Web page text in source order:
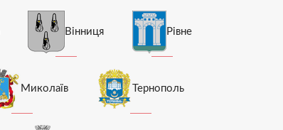
Вінниця Рівне
Миколаїв Тернополь